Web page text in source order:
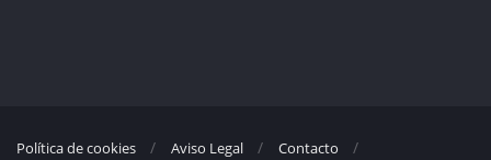
Política de cookies Aviso Legal
Contacto